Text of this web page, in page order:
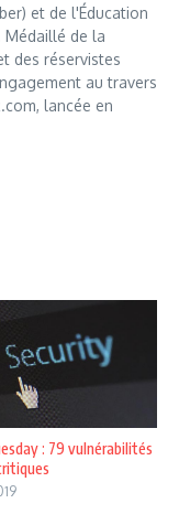
et de l'Éducation
Médaillé de la
des réservistes
au travers
lancée en
: 79 vulnérabilités